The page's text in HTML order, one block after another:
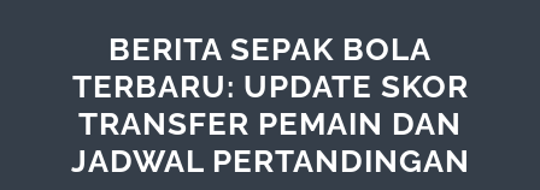
BERITA SEPAK BOLA
TERBARU: UPDATE SKOR
TRANSFER PEMAIN DAN
JADWAL PERTANDINGAN